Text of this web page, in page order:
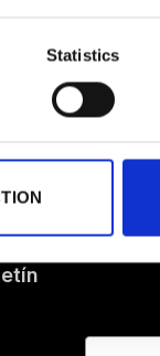
Statistics
Nombre